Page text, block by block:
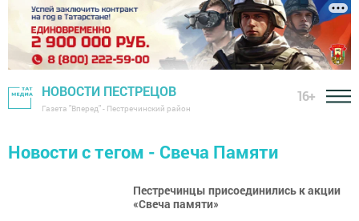
НОВОСТИ ПЕСТРЕЦОВ
Газета "Вперед" - Пестречинский район
16+
Новости с тегом - Свеча Памяти
Пестречинцы присоединились к акции
«Свеча памяти»